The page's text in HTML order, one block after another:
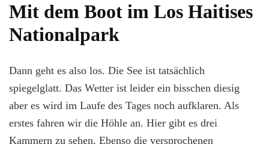
Mit dem Boot im Los Haitises
Nationalpark
Dann geht es also los. Die See ist tatsächlich
spiegelglatt. Das Wetter ist leider ein bisschen diesig
aber es wird im Laufe des Tages noch aufklaren. Als
erstes fahren wir die Höhle an. Hier gibt es drei
Kammern zu sehen. Ebenso die versprochenen